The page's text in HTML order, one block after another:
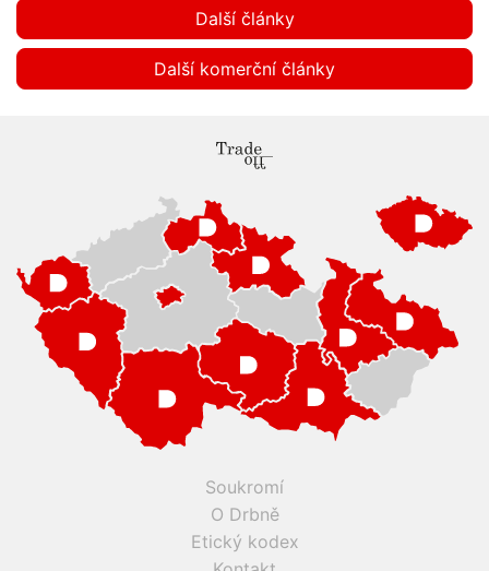
Další články
Další komerční články
Soukromí
O Drbně
Etický kodex